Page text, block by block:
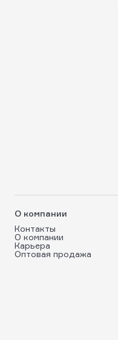
О компании
Контакты
О компании
Карьера
Оптовая продажа